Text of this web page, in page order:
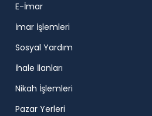
E-İmar
İmar İşlemleri
Sosyal Yardım
İhale İlanları
Nikah İşlemleri
Pazar Yerleri